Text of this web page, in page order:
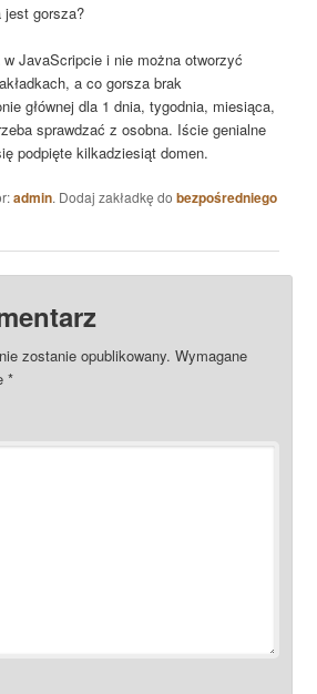
jest gorsza?
JavaScripcie i nie można otworzyć
a co gorsza brak
głównej dla 1 dnia, tygodnia, miesiąca,
sprawdzać z osobna. Iście genialne
podpięte kilkadziesiąt domen.
admin. Dodaj zakładkę dobezpośredniego
zostanie opublikowany. Wymagane
*